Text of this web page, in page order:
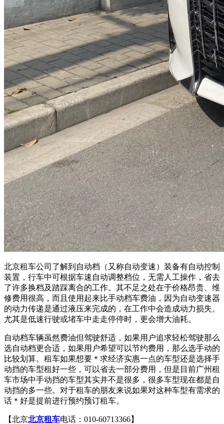
北京租车公司了解到自动档（又称自动变速）装备有自动控制
装置，行车中可根据车速自动调整档位，无需人工操作，省去
了许多换档及踏踩离合的工作。其不足之处在于价格昂贵、维
修费用很高，而且使用起来比手动档车费油，因为自动变速器
的动力传递是通过液压来完成的，在工作中会造成动力损失。
尤其是低速行驶或堵车中走走停停时，更会增大油耗。
自动档车辆虽然费油但驾驶舒适，如果用户追求轻松驾驶那么
选自动档更合适，如果用户希望可以节约费用，那么选手动的
比较划算。租车如果想要＊求经济实惠一点的车型还是选择手
动挡的车型租好一些，可以省去一部分费用，但是目前广州租
车市场中手动挡的车型其实并不是很多，很多车型现在都是自
动挡的多一些。对于租车的朋友来说如果对这种车型有需求的
话＊好是提前进行预约预订租车。
【北京北京租车电话：010-60713366】